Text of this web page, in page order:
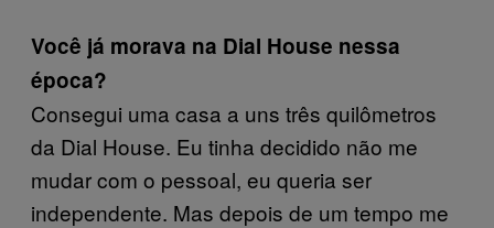
Você já morava na Dial House nessa
época?
Consegui uma casa a uns três quilômetros
da Dial House. Eu tinha decidido não me
mudar com o pessoal, eu queria ser
independente. Mas depois de um tempo me